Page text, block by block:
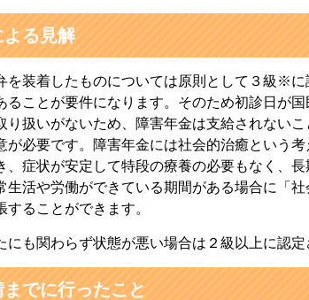
る見解
を装着したものについては原則として３級※
ることが要件になります。そのため初診日が
り扱いがないため、障害年金は支給されない
が必要です。障害年金には社会的治癒という
、症状が安定して特段の療養の必要もなく、
生活や労働ができている期間がある場合に「
することができます。
も関わらず状態が悪い場合は２級以上に認
でに行ったこと